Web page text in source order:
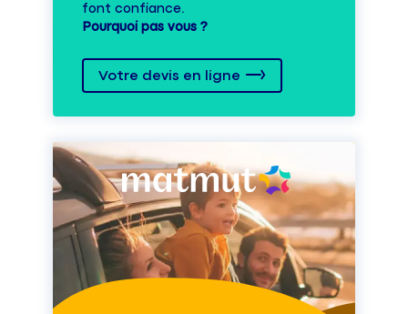
font confiance.
Pourquoi pas vous ?
Votre devis en ligne